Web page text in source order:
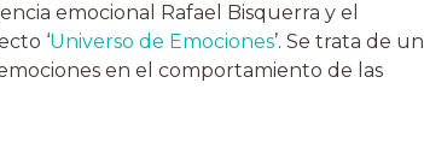
emocional Rafael Bisquerra y el
‘Universo de Emociones’. Se trata de un
en el comportamiento de las